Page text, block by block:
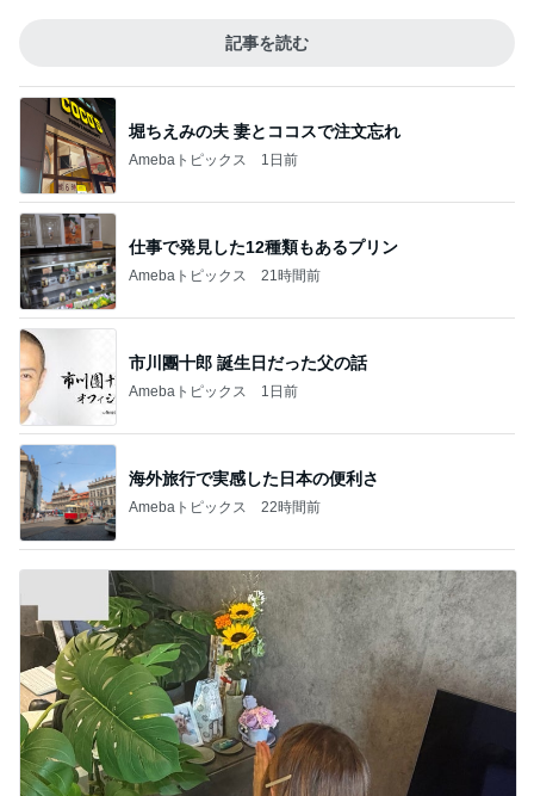
記事を読む
堀ちえみの夫 妻とココスで注文忘れ
Amebaトピックス 1日前
仕事で発見した12種類もあるプリン
Amebaトピックス 21時間前
市川團十郎 誕生日だった父の話
Amebaトピックス 1日前
海外旅行で実感した日本の便利さ
Amebaトピックス 22時間前